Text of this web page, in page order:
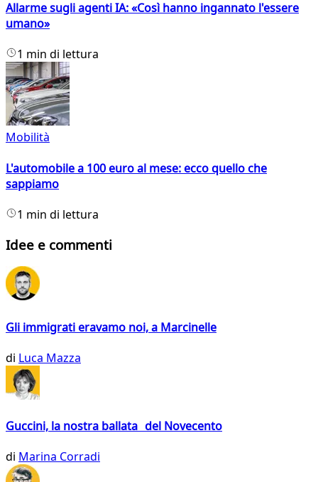
Allarme sugli agenti IA: «Così hanno ingannato l'essere
umano»
1 min di lettura
Mobilità
L'automobile a 100 euro al mese: ecco quello che
sappiamo
1 min di lettura
Idee e commenti
Gli immigrati eravamo noi, a Marcinelle
di Luca Mazza
Guccini, la nostra ballata del Novecento
di Marina Corradi